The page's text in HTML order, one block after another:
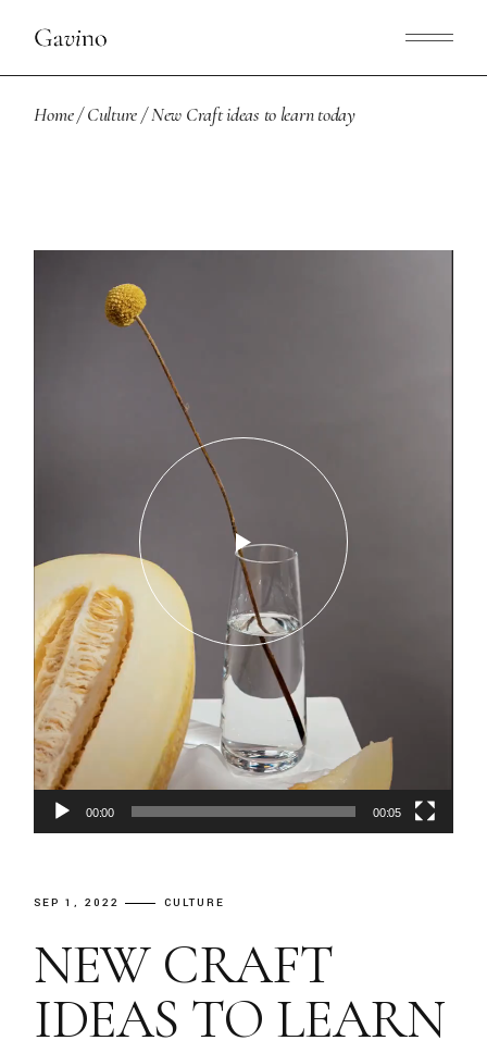
Home Culture New Craft ideas to learn today
00:00 00:05
SEP 1, 2022 CULTURE
NEW CRAFT
IDEAS TO LEARN